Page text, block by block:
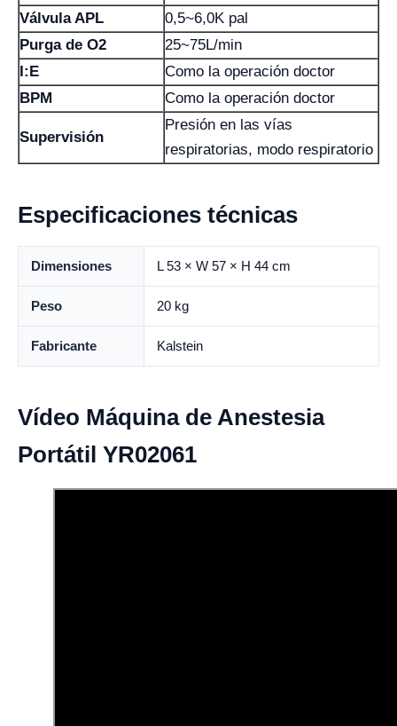
Válvula APL
0,5~6,0K pal
Purga de O2
25~75L/min
I:E
Como la operación doctor
BPM
Como la operación doctor
Supervisión
Presión en las vías
respiratorias, modo respiratorio
Especificaciones técnicas
Dimensiones L 53 × W 57 × H 44 cm
Peso 20 kg
Fabricante Kalstein
Vídeo Máquina de Anestesia
Portátil YR02061